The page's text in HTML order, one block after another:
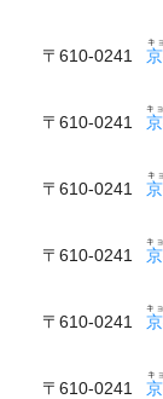
〒610-0241
キ
〒610-0241
キ
〒610-0241
キ
〒610-0241
キ
〒610-0241
キ
〒610-0241
キ